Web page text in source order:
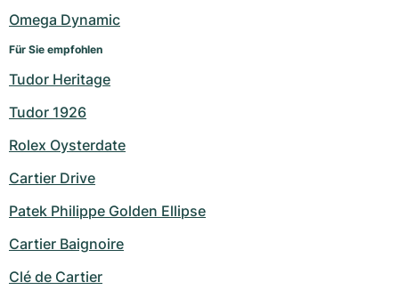
Omega Dynamic
Für Sie empfohlen
Tudor Heritage
Tudor 1926
Rolex Oysterdate
Cartier Drive
Patek Philippe Golden Ellipse
Cartier Baignoire
Clé de Cartier